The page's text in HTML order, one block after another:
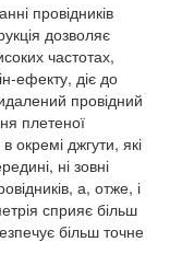
провідників
дозволяє
частотах,
ефекту, діє до
провідний
плетеної
окремі джгути, які
ні зовні
а, отже, і
сприяє більш
більш точне